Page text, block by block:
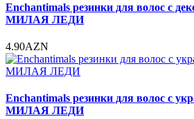
Enchantimals резинки для волос с
МИЛАЯ ЛЕДИ
4.90AZN
Enchantimals резинки для волос с
МИЛАЯ ЛЕДИ